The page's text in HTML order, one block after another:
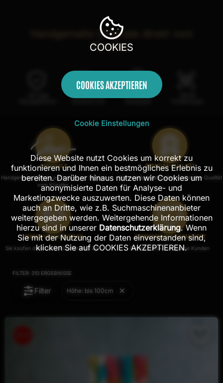
Handgemalte Originale direkt vom
Künstler
ORIGINALE
Handgemalte Unikate auf Leinwand, Signiert
vom Künstler.
PREMIUM-QUALITÄT
Hochwertige Materialien in Künstler-Qualität
DIREKT VOM KÜNSTLER
Sie kaufen direkt vom Künstler Alex Zerr
ZUFRIEDENHEIT GARANTIERT
Bereits 1000+ zufriedene Kunden
FILTER: 310 ERGEBNISSE
Filter Höhe: bis 100cm
COOKIES
COOKIES AKZEPTIEREN
Cookie Einstellungen
Diese Website nutzt Cookies um korrekt zu
funktionieren und Ihnen ein bestmögliches Erlebnis zu
bereiten. Darüber hinaus nutzen wir Cookies um
anonymisierte Daten für Analyse- und
Marketingzwecke auszuwerten. Diese Daten können
auch an Dritte, wie z.B. Suchmaschinenanbieter
weitergegeben werden. Weitergehende Informationen
hierzu sind in unserer Datenschutzerklärung. Wenn
Sie mit der Nutzung der Daten einverstanden sind,
klicken Sie auf COOKIES AKZEPTIEREN.